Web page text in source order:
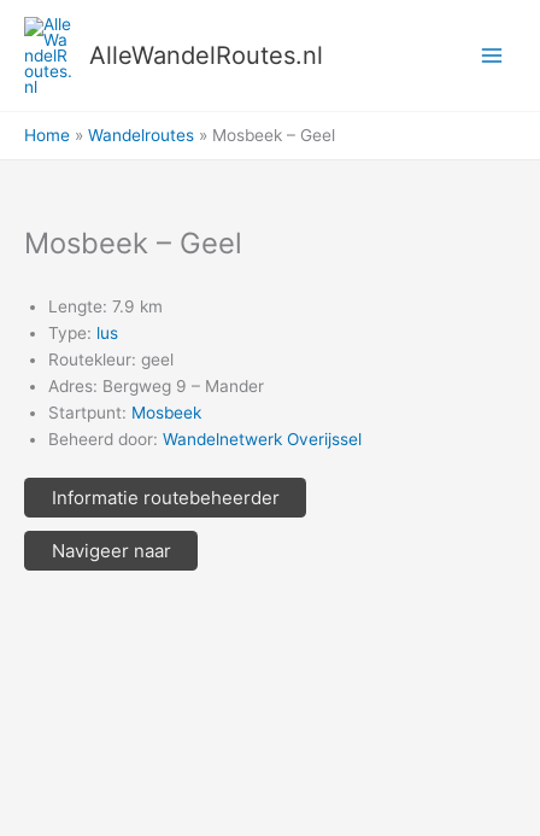
naar
inhoud
AlleWandelRoutes.nl
Home Wandelroutes Mosbeek – Geel
Mosbeek – Geel
Lengte: 7.9 km
Type: lus
Routekleur: geel
Adres: Bergweg 9 – Mander
Startpunt: Mosbeek
Beheerd door: Wandelnetwerk Overijssel
Informatie routebeheerder
Navigeer naar